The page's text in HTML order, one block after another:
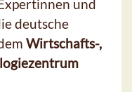
und
deutsche
Wirtschafts-,